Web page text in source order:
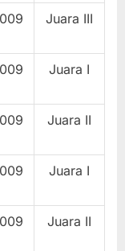
Juara III
Juara I
Juara II
Juara I
Juara II